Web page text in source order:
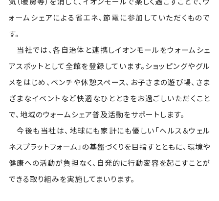
ォームシェアによる省エネ、節電に参加していただくもので
す。
当社では、各自治体と連携しイオンモールをウォームシェ
アスポットとして全館を登録しています。ショッピングやグル
メをはじめ、ベンチや休憩スペース、お子さまの遊び場、さま
ざまなイベントなど快適なひとときをお過ごしいただくこと
で、地域のウォームシェア普及活動をサポートします。
今後も当社は、地球にも家計にも優しい「ヘルス＆ウェル
ネスプラットフォーム」の基盤づくりを目指すとともに、環境や
健康への活動が負担なく、自発的に行動変容を起こすことが
できる取り組みを実施してまいります。